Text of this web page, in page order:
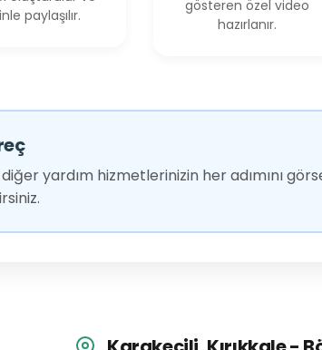
paylaşılır.
gösteren özel video
hazırlanır.
yardım hizmetlerinizin her adımını